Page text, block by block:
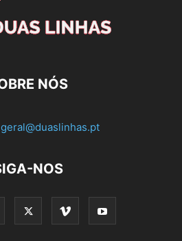
NÓS
geral@duaslinhas.pt
NOS